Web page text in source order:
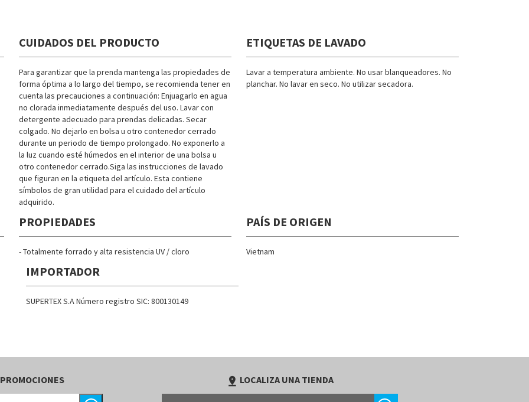
CUIDADOS DEL PRODUCTO
Para garantizar que la prenda mantenga las propiedades de
forma óptima a lo largo del tiempo, se recomienda tener en
cuenta las precauciones a continuación: Enjuagarlo en agua
no clorada inmediatamente después del uso. Lavar con
detergente adecuado para prendas delicadas. Secar
colgado. No dejarlo en bolsa u otro contenedor cerrado
durante un periodo de tiempo prolongado. No exponerlo a
la luz cuando esté húmedos en el interior de una bolsa u
otro contenedor cerrado.Siga las instrucciones de lavado
que figuran en la etiqueta del artículo. Esta contiene
símbolos de gran utilidad para el cuidado del artículo
adquirido.
ETIQUETAS DE LAVADO
Lavar a temperatura ambiente. No usar blanqueadores. No
planchar. No lavar en seco. No utilizar secadora.
PROPIEDADES
- Totalmente forrado y alta resistencia UV / cloro
PAÍS DE ORIGEN
Vietnam
IMPORTADOR
SUPERTEX S.A Número registro SIC: 800130149
pin_drop LOCALIZA UNA TIENDA